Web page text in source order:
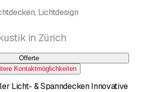
Lichtdesign
in Zürich
Offerte
Kontaktmöglichkeiten
Licht- & Spanndecken Innovative